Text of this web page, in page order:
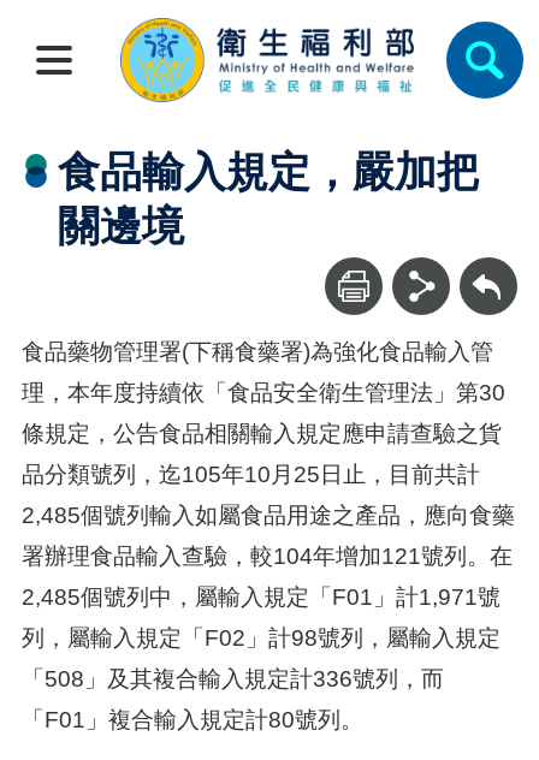
食品輸入規定，嚴加把
關邊境
回上一頁
食品藥物管理署(下稱食藥署)為強化食品輸入管
理，本年度持續依「食品安全衛生管理法」第30
條規定，公告食品相關輸入規定應申請查驗之貨
品分類號列，迄105年10月25日止，目前共計
2,485個號列輸入如屬食品用途之產品，應向食藥
署辦理食品輸入查驗，較104年增加121號列。在
2,485個號列中，屬輸入規定「F01」計1,971號
列，屬輸入規定「F02」計98號列，屬輸入規定
「508」及其複合輸入規定計336號列，而
「F01」複合輸入規定計80號列。